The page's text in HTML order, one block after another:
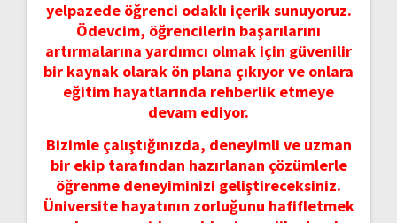
yelpazede öğrenci odaklı içerik sunuyoruz.
Ödevcim, öğrencilerin başarılarını
artırmalarına yardımcı olmak için güvenilir
bir kaynak olarak ön plana çıkıyor ve onlara
eğitim hayatlarında rehberlik etmeye
devam ediyor.
Bizimle çalıştığınızda, deneyimli ve uzman
bir ekip tarafından hazırlanan çözümlerle
öğrenme deneyiminizi geliştireceksiniz.
Üniversite hayatının zorluğunu hafifletmek